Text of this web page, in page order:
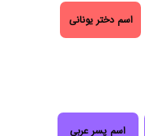
اسم دختر یونانی
اسم پسر عربی